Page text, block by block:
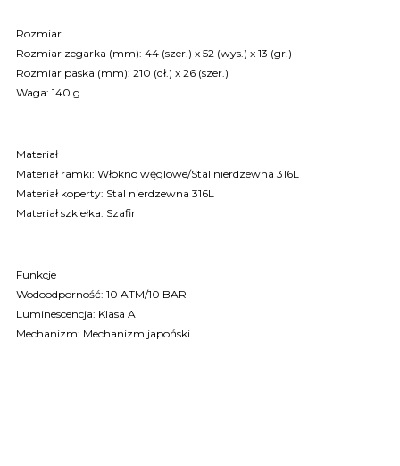
Rozmiar
Rozmiar zegarka (mm): 44 (szer.) x 52 (wys.) x 13 (gr.)
Rozmiar paska (mm): 210 (dł.) x 26 (szer.)
Waga: 140 g
Materiał
Materiał ramki: Włókno węglowe/Stal nierdzewna 316L
Materiał koperty: Stal nierdzewna 316L
Materiał szkiełka: Szafir
Funkcje
Wodoodporność: 10 ATM/10 BAR
Luminescencja: Klasa A
Mechanizm: Mechanizm japoński